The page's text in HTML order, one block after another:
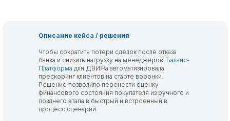
Описание кейса / решения
Чтобы сократить потери сделок после отказа
банка и снизить нагрузку на менеджеров, Баланс-
Платформа для ДВИЖа автоматизировала
прескоринг клиентов на старте воронки.
Решение позволило перенести оценку
финансового состояния покупателя из ручного и
позднего этапа в быстрый и встроенный в
процесс сценарий.